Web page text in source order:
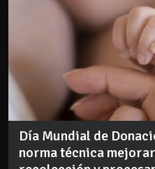
Día Mundial de
norma técnica